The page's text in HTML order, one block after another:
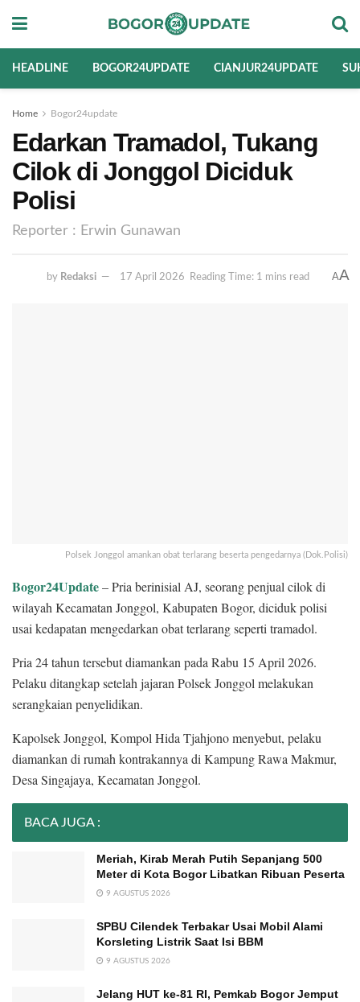
HEADLINE BOGOR24UPDATE CIANJUR24UPDATE
Home Bogor24update
Edarkan Tramadol, Tukang
Cilok di Jonggol Diciduk
Polisi
Reporter : Erwin Gunawan
by Redaksi 17 April 2026 Reading Time: 1 mins read AA
Polsek Jonggol amankan obat terlarang beserta pengedarnya (Dok.Polisi)
Bogor24Update– Pria berinisial AJ, seorang penjual cilok di
wilayah Kecamatan Jonggol, Kabupaten Bogor, diciduk polisi
usai kedapatan mengedarkan obat terlarang seperti tramadol.
Pria 24 tahun tersebut diamankan pada Rabu 15 April 2026.
Pelaku ditangkap setelah jajaran Polsek Jonggol melakukan
serangkaian penyelidikan.
Kapolsek Jonggol, Kompol Hida Tjahjono menyebut, pelaku
diamankan di rumah kontrakannya di Kampung Rawa Makmur,
Desa Singajaya, Kecamatan Jonggol.
BACA JUGA :
Meriah, Kirab Merah Putih Sepanjang 500
Meter di Kota Bogor Libatkan Ribuan Peserta
9 AGUSTUS 2026
SPBU Cilendek Terbakar Usai Mobil Alami
Korsleting Listrik Saat Isi BBM
9 AGUSTUS 2026
Jelang HUT ke-81 RI, Pemkab Bogor Jemput